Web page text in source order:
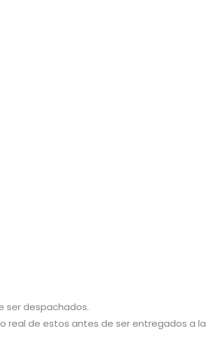
ser despachados.
real de estos antes de ser entregados a